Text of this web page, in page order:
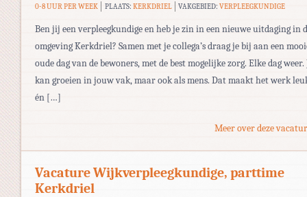
0-8 UUR PER WEEK PLAATS: KERKDRIEL VAKGEBIED:VERPLEEGKUNDIGE
Ben jij een verpleegkundige en heb je zin in een nieuwe uitdaging in
omgeving Kerkdriel? Samen met je collega’s draag je bij aan een
oude dag van de bewoners, met de best mogelijke zorg. Elke dag weer.
kan groeien in jouw vak, maar ook als mens. Dat maakt het werk
én […]
Meer over deze
Vacature Wijkverpleegkundige, parttime
Kerkdriel